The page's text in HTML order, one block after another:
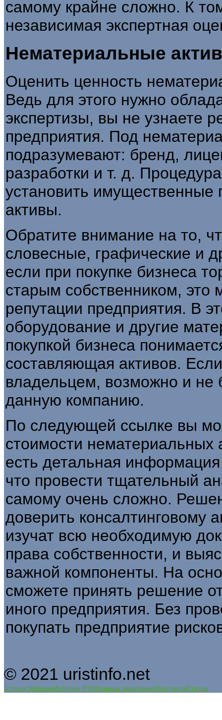
самому крайне сложно. К
независимая экспертная
Нематериальные
Оценить ценность
Ведь для этого нужно
экспертизы, вы не узнаете
предприятия. Под
подразумевают: бренд,
разработки и т. д.
установить
активы.
Обратите внимание на то,
словесные, графические и
если при покупке бизнеса
старым собственником, это
репутации предприятия. В
оборудование и другие
покупкой бизнеса
составляющая активов.
владельцем, возможно и не
данную компанию.
По следующей ссылке вы
стоимости нематериальных
есть детальная
что провести тщательный
самому очень сложно.
доверить консалтинговому
изучат всю необходимую
права собственности, и
важной компоненты. На
сможете принять решение
иного предприятия. Без
покупать предприятие
© 2021 uristinfo.net
Історія УкраїниИстория РФИсковые заявленияКонтактыСтатьи